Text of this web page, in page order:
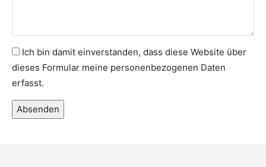
Ich bin damit einverstanden, dass diese Website über
dieses Formular meine personenbezogenen Daten
erfasst.
Absenden